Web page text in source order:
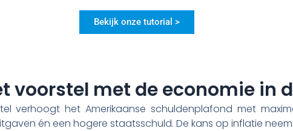
Bekijk onze tutorial >
voorstel met de economie in
verhoogt het Amerikaanse schuldenplafond met
én een hogere staatsschuld. De kans op inflatie